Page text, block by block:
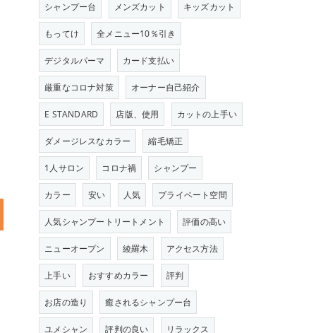
シャンプー台 メンズカット キッズカット
もってけ 全メニュー10％引き
デジタルパーマ カード支払い
厳重なコロナ対策 オーナー自己紹介
E STANDARD 店版、使用 カットの上手い
ダメージレスなカラー 縮毛矯正
1人サロン コロナ禍 シャンプー
カラー 安い 人気 プライベート空間
人気シャンプートリートメント 評価の高い
ニューオープン 綾羅木 アクセス方法
上手い おすすめカラー 評判
お店の造り 癒されるシャンプー台
ユメシャン 評判の良い リラックス